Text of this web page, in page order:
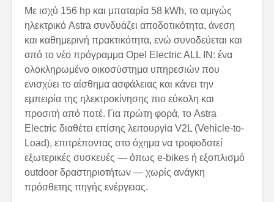
Με ισχύ 156 hp και μπαταρία 58 kWh, το αμιγώς
ηλεκτρικό Astra συνδυάζει αποδοτικότητα, άνεση
και καθημερινή πρακτικότητα, ενώ συνοδεύεται και
από το νέο πρόγραμμα Opel Electric ALL IN: ένα
ολοκληρωμένο οικοσύστημα υπηρεσιών που
ενισχύει το αίσθημα ασφάλειας και κάνει την
εμπειρία της ηλεκτροκίνησης πιο εύκολη και
προσιτή από ποτέ. Για πρώτη φορά, το Astra
Electric διαθέτει επίσης λειτουργία V2L (Vehicle-to-
Load), επιτρέποντας στο όχημα να τροφοδοτεί
εξωτερικές συσκευές — όπως e-bikes ή εξοπλισμό
outdoor δραστηριοτήτων — χωρίς ανάγκη
πρόσθετης πηγής ενέργειας.